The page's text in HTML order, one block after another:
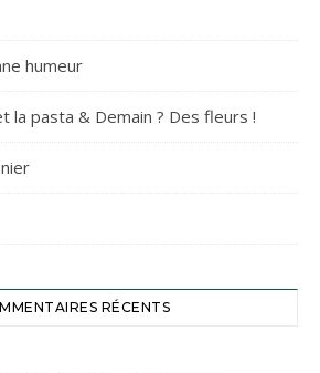
humeur
la pasta & Demain ? Des fleurs !
RÉCENTS